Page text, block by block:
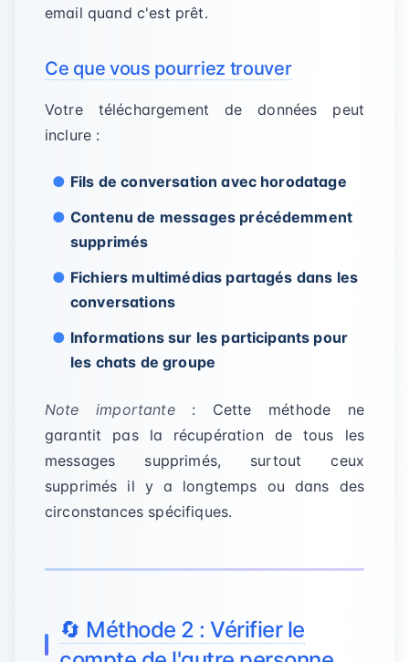
email quand c'est prêt.
Ce que vous pourriez trouver
Votre téléchargement de données peut
inclure :
Fils de conversation avec horodatage
Contenu de messages précédemment
supprimés
Fichiers multimédias partagés dans les
conversations
Informations sur les participants pour
les chats de groupe
Note importante: Cette méthode ne
garantit pas la récupération de tous les
messages supprimés, surtout ceux
supprimés il y a longtemps ou dans des
circonstances spécifiques.
🔄 Méthode 2 : Vérifier le